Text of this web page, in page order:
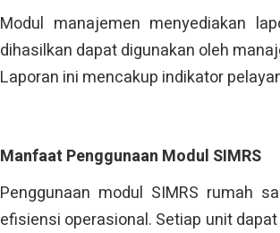
Modul manajemen menyediakan
dihasilkan dapat digunakan oleh
Laporan ini mencakup indikator
Manfaat Penggunaan Modul SIMRS
Penggunaan modul SIMRS rumah
efisiensi operasional. Setiap unit